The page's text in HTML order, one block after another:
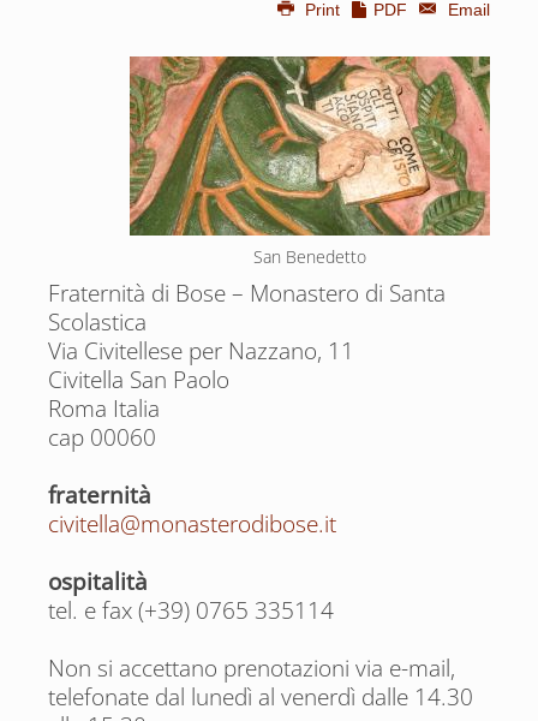
Print PDF Email
San Benedetto
Fraternità di Bose – Monastero di Santa
Scolastica
Via Civitellese per Nazzano, 11
Civitella San Paolo
Roma Italia
cap 00060
fraternità
civitella@monasterodibose.it
ospitalità
tel. e fax (+39) 0765 335114
Non si accettano prenotazioni via e-mail,
telefonate dal lunedì al venerdì dalle 14.30